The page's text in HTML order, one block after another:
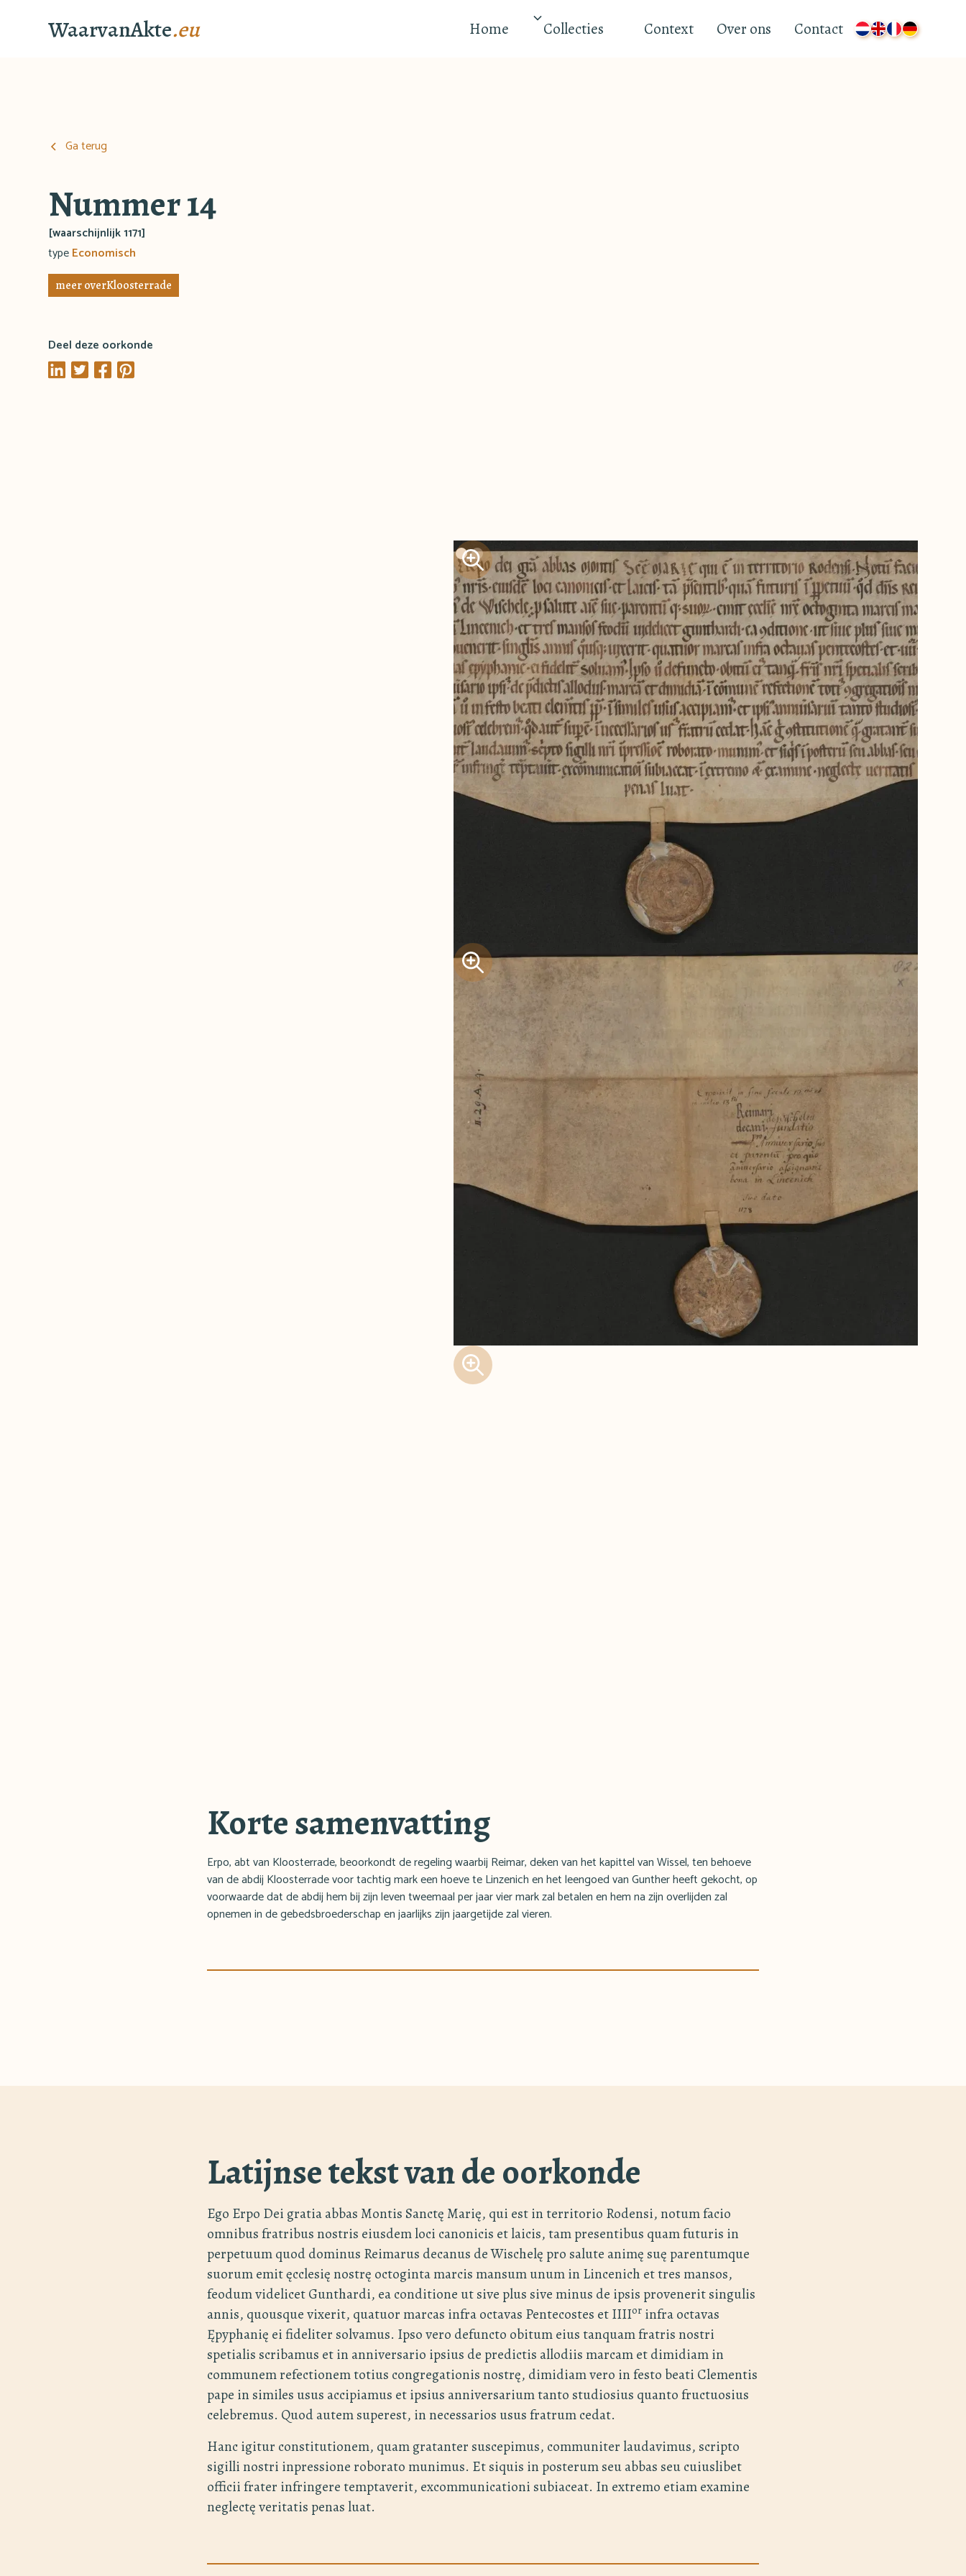
WaarvanAkte.eu Home Collecties Context Over ons Contact
Ga terug
Nummer 14
[waarschijnlijk 1171]
typeEconomisch
meer overKloosterrade
Deel deze oorkonde
Korte samenvatting
Erpo, abt van Kloosterrade, beoorkondt de regeling waarbij Reimar, deken van het kapittel van Wissel, ten behoeve
van de abdij Kloosterrade voor tachtig mark een hoeve te Linzenich en het leengoed van Gunther heeft gekocht, op
voorwaarde dat de abdij hem bij zijn leven tweemaal per jaar vier mark zal betalen en hem na zijn overlijden zal
opnemen in de gebedsbroederschap en jaarlijks zijn jaargetijde zal vieren.
Latijnse tekst van de oorkonde
Ego Erpo Dei gratia abbas Montis Sanctę Marię, qui est in territorio Rodensi, notum facio
omnibus fratribus nostris eiusdem loci canonicis et laicis, tam presentibus quam futuris in
perpetuum quod dominus Reimarus decanus de Wischelę pro salute animę suę parentumque
suorum emit ęcclesię nostrę octoginta marcis mansum unum in Lincenich et tres mansos,
feodum videlicet Gunthardi, ea conditione ut sive plus sive minus de ipsis provenerit singulis
annis, quousque vixerit, quatuor marcas infra octavas Pentecostes et IIIIor infra octavas
Ępyphanię ei fideliter solvamus. Ipso vero defuncto obitum eius tanquam fratris nostri
spetialis scribamus et in anniversario ipsius de predictis allodiis marcam et dimidiam in
communem refectionem totius congregationis nostrę, dimidiam vero in festo beati Clementis
pape in similes usus accipiamus et ipsius anniversarium tanto studiosius quanto fructuosius
celebremus. Quod autem superest, in necessarios usus fratrum cedat.
Hanc igitur constitutionem, quam gratanter suscepimus, communiter laudavimus, scripto
sigilli nostri inpressione roborato munimus. Et siquis in posterum seu abbas seu cuiuslibet
officii frater infringere temptaverit, excommunicationi subiaceat. In extremo etiam examine
neglectę veritatis penas luat.